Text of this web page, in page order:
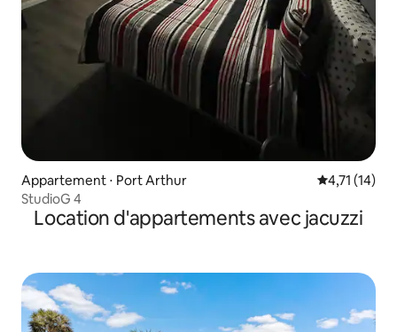
Appartement ⋅ Port Arthur Évaluation
4,71 (14)
StudioG 4
Location d'appartements avec jacuzzi